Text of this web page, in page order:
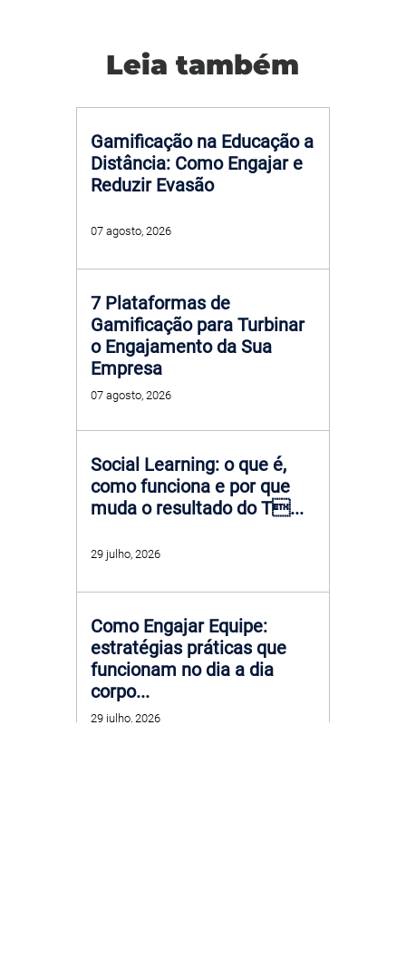
Leia também
Gamificação na Educação a
Distância: Como Engajar e
Reduzir Evasão
07 agosto, 2026
7 Plataformas de
Gamificação para Turbinar
o Engajamento da Sua
Empresa
07 agosto, 2026
Social Learning: o que é,
como funciona e por que
muda o resultado do T...
29 julho, 2026
Como Engajar Equipe:
estratégias práticas que
funcionam no dia a dia
corpo...
29 julho, 2026